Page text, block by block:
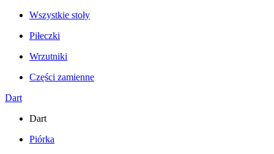
Wszystkie stoły
Piłeczki
Wrzutniki
Części zamienne
Dart
Dart
Piórka